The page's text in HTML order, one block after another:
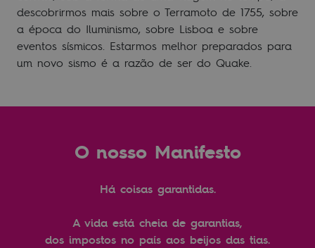
descobrirmos mais sobre o Terramoto de 1755, sobre
a época do Iluminismo, sobre Lisboa e sobre
eventos sísmicos. Estarmos melhor preparados para
um novo sismo é a razão de ser do Quake.
O nosso Manifesto
Há coisas garantidas.
A vida está cheia de garantias,
dos impostos no país aos beijos das tias.